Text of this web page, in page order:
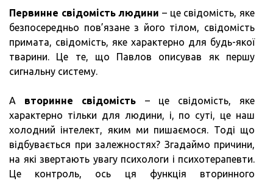
Первинне свідомість людини – це свідомість, яке
безпосередньо пов’язане з його тілом, свідомість
примата, свідомість, яке характерно для будь-якої
тварини. Це те, що Павлов описував як першу
сигнальну систему.
А вторинне свідомість – це свідомість, яке
характерно тільки для людини, і, по суті, це наш
холодний інтелект, яким ми пишаємося. Тоді що
відбувається при залежностях? Згадаймо причини,
на які звертають увагу психологи і психотерапевти.
Це контроль, ось ця функція вторинного